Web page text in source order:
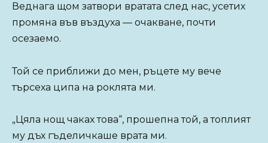
Веднага щом затвори вратата след нас, усетих
промяна във въздуха — очакване, почти
осезаемо.
Той се приближи до мен, ръцете му вече
търсеха ципа на роклята ми.
„Цяла нощ чаках това“, прошепна той, а топлият
му дъх гъделичкаше врата ми.